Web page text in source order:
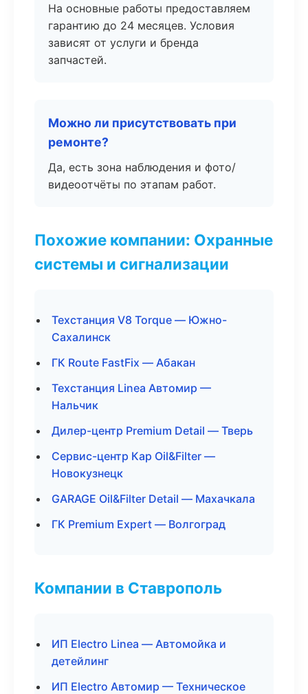
На основные работы предоставляем
гарантию до 24 месяцев. Условия
зависят от услуги и бренда
запчастей.
Можно ли присутствовать при
ремонте?
Да, есть зона наблюдения и фото/
видеоотчёты по этапам работ.
Похожие компании: Охранные
системы и сигнализации
Техстанция V8 Torque — Южно-
Сахалинск
ГК Route FastFix — Абакан
Техстанция Linea Автомир —
Нальчик
Дилер-центр Premium Detail — Тверь
Сервис-центр Кар Oil&Filter —
Новокузнецк
GARAGE Oil&Filter Detail — Махачкала
ГК Premium Expert — Волгоград
Компании в Ставрополь
ИП Electro Linea — Автомойка и
детейлинг
ИП Electro Автомир — Техническое